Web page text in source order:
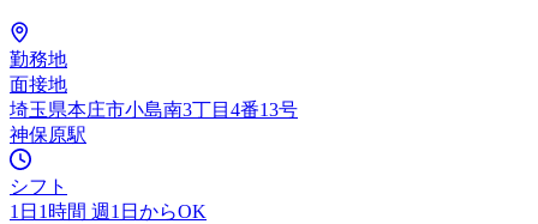
勤務地
面接地
埼玉県本庄市小島南3丁目4番13号
神保原駅
シフト
1日1時間 週1日からOK